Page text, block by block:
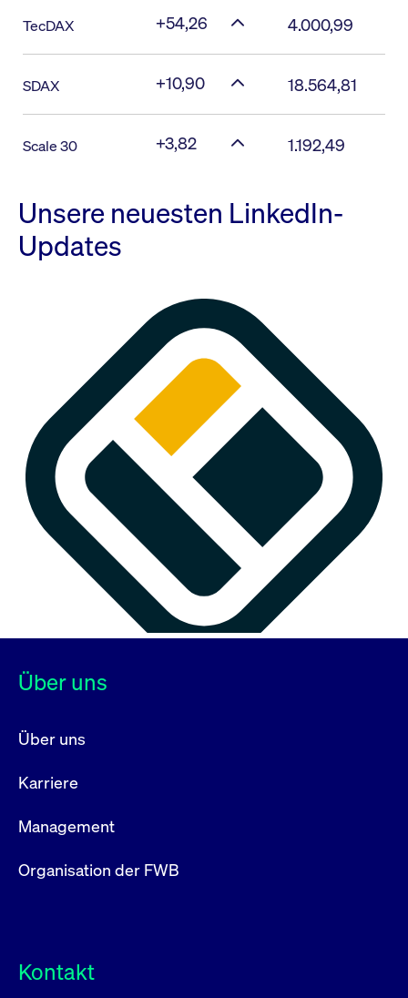
TecDAX +54,26 4.000,99
SDAX +10,90 18.564,81
Scale 30 +3,82 1.192,49
Unsere neuesten LinkedIn-
Updates
Über uns
Über uns
Karriere
Management
Organisation der FWB
Kontakt